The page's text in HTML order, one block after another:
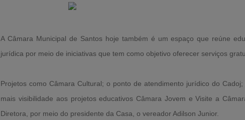
A Câmara Municipal de Santos hoje também é um espaço que reúne
jurídica por meio de iniciativas que tem como objetivo oferecer serviços
Projetos como Câmara Cultural; o ponto de atendimento jurídico do
mais visibilidade aos projetos educativos Câmara Jovem e Visite a
Diretora, por meio do presidente da Casa, o vereador Adilson Junior.